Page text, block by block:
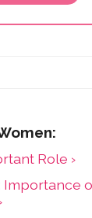
Role ›